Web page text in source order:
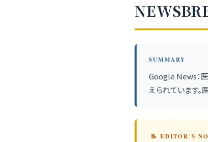
SUMMARY
Google News：
えられています。
📝 EDITOR'S